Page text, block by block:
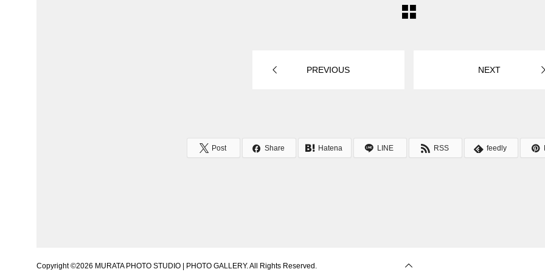
PREVIOUS NEXT
Post Share Hatena LINE RSS feedly
Copyright ©2026 MURATA PHOTO STUDIO | PHOTO GALLERY. All Rights Reserved.